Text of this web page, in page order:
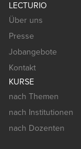
LECTURIO
Über uns
Presse
Jobangebote
Kontakt
KURSE
nach Themen
nach Institutionen
nach Dozenten